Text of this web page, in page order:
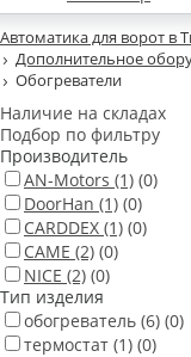
Автоматика для ворот в
Дополнительное
Обогреватели
Наличие на складах
Подбор по фильтру
Производитель
AN-Motors (1) (0)
DoorHan (1) (0)
CARDDEX (1) (0)
CAME (2) (0)
NICE (2) (0)
Тип изделия
обогреватель (6) (0)
термостат (1) (0)